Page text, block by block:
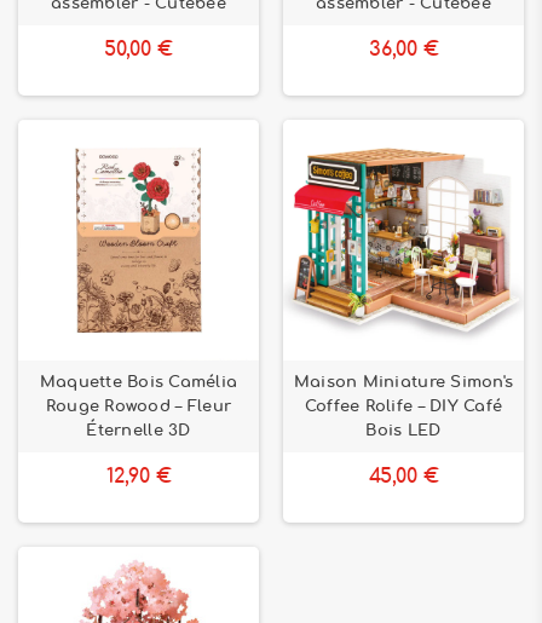
assembler - Cutebee
50,00 €
assembler - Cutebee
36,00 €
Maquette Bois Camélia
Rouge Rowood – Fleur
Éternelle 3D
12,90 €
Maison Miniature Simon's
Coffee Rolife – DIY Café
Bois LED
45,00 €